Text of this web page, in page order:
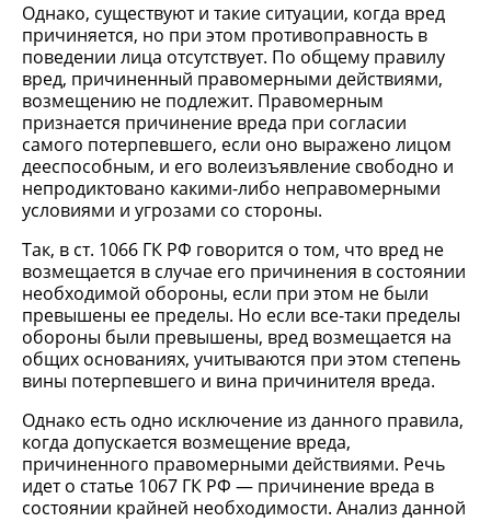
Однако, существуют и такие ситуации, когда вред
причиняется, но при этом противоправность в
поведении лица отсутствует. По общему правилу
вред, причиненный правомерными действиями,
возмещению не подлежит. Правомерным
признается причинение вреда при согласии
самого потерпевшего, если оно выражено лицом
дееспособным, и его волеизъявление свободно и
непродиктовано какими-либо неправомерными
условиями и угрозами со стороны.
Так, в ст. 1066 ГК РФ говорится о том, что вред не
возмещается в случае его причинения в состоянии
необходимой обороны, если при этом не были
превышены ее пределы. Но если все-таки пределы
обороны были превышены, вред возмещается на
общих основаниях, учитываются при этом степень
вины потерпевшего и вина причинителя вреда.
Однако есть одно исключение из данного правила,
когда допускается возмещение вреда,
причиненного правомерными действиями. Речь
идет о статье 1067 ГК РФ — причинение вреда в
состоянии крайней необходимости. Анализ данной